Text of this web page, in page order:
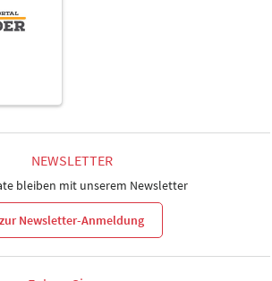
NEWSLETTER
bleiben mit unserem Newsletter
zur Newsletter-Anmeldung